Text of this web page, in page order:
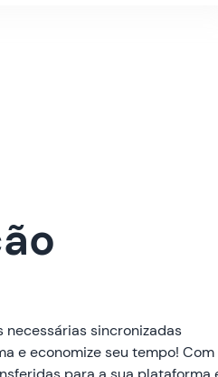
sincronizadas
e economize seu tempo! Com